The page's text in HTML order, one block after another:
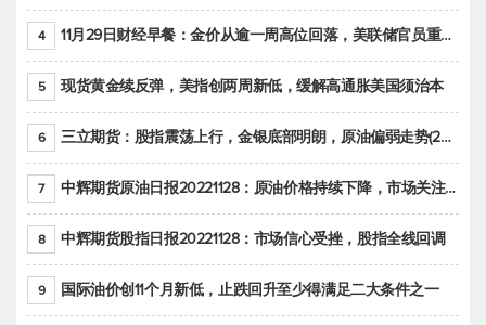
4 11月29日财经早餐：金价从逾一周高位回落，美联储官员重申鹰派立场推动美元回升
5 现货黄金续反弹，美指创两周新低，缓解高通胀美国须治本
6 三立期货：股指震荡上行，金银底部明朗，原油偏弱走势(20221128收评)
7 中辉期货原油日报20221128：原油价格持续下降，市场关注OPEC+新一轮产能政策
8 中辉期货股指日报20221128：市场信心受挫，股指全线回调
9 国际油价创11个月新低，止跌回升至少得满足二大条件之一